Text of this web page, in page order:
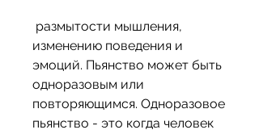
изменению поведения и
эмоций. Пьянство может быть
одноразовым или
повторяющимся. Одноразовое
пьянство - это когда человек